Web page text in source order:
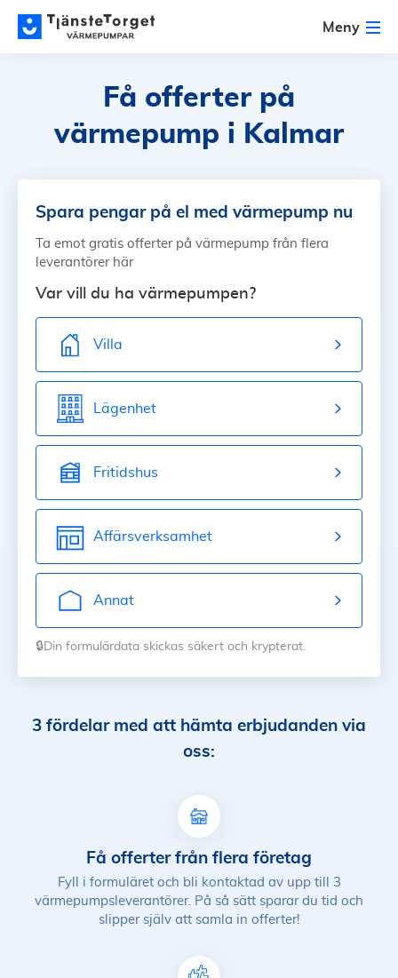
Meny
Få offerter på
värmepump i Kalmar
Spara pengar på el med värmepump nu
Ta emot gratis offerter på värmepump från flera
leverantörer här
Var vill du ha värmepumpen?
Villa
Lägenhet
Fritidshus
Affärsverksamhet
Annat
🔒Din formulärdata skickas säkert och krypterat.
3 fördelar med att hämta erbjudanden via
oss:
Få offerter från flera företag
Fyll i formuläret och bli kontaktad av upp till 3
värmepumpsleverantörer. På så sätt sparar du tid och
slipper själv att samla in offerter!